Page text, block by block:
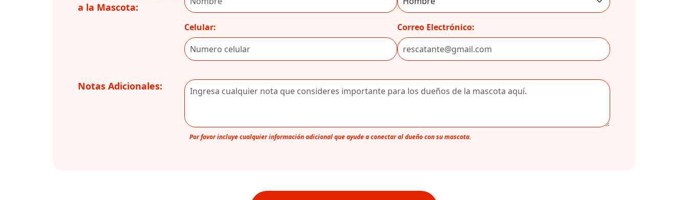
a la Mascota:
Celular: Correo Electrónico:
Notas Adicionales:
Por favor incluye cualquier información adicional que ayude a conectar al dueño con su mascota.